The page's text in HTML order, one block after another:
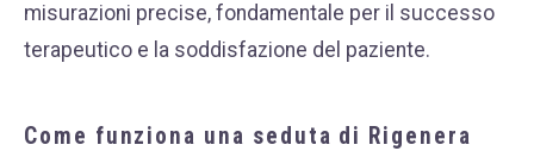
misurazioni precise, fondamentale per il successo
terapeutico e la soddisfazione del paziente.
Come funziona una seduta di Rigenera